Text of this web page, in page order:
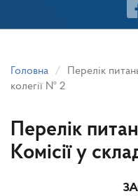
Головна
Перелік
колегії № 2
Перелік
Комісії у